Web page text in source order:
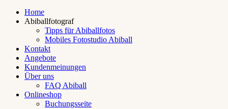
Home
Abiballfotograf
Tipps für Abiballfotos
Mobiles Fotostudio Abiball
Kontakt
Angebote
Kundenmeinungen
Über uns
FAQ Abiball
Onlineshop
Buchungsseite